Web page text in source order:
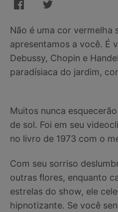
Não é uma cor vermelha
apresentamos a você. É
Debussy, Chopin e
paradísiaca do jardim,
Muitos nunca
de sol. Foi em seu
no livro de 1973 com o
Com seu sorriso
outras flores, enquanto
estrelas do show, ele
hipnotizante. Se você